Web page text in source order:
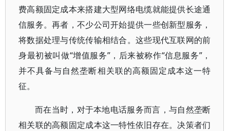
费高额固定成本来搭建大型网络电缆就能提供长途通
信服务。再者，不少公司开始提供一些创新型服务，
将数据处理与传统传输相结合。这些现代互联网的前
身最初被叫做“增值服务”，后来被称作“信息服务”，
并不具备与自然垄断相关联的高额固定成本这一特
征。
而在当时，对于本地电话服务而言，与自然垄断
相关联的高额固定成本这一特性依旧存在。决策者们